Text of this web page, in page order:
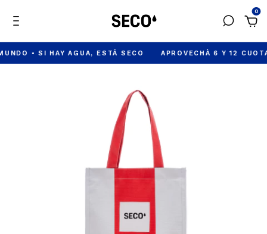
0
• SI HAY AGUA, ESTÁ SECO APROVECHÀ 6 Y 12